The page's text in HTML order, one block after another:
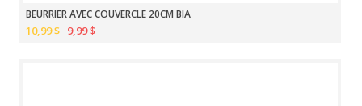
BEURRIER AVEC COUVERCLE 20CM BIA
10,99 $ 9,99 $